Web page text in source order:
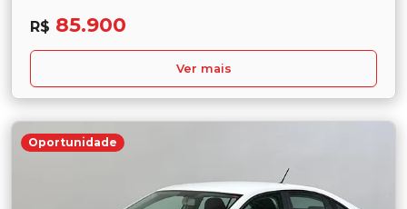
R$ 85.900
Ver mais
Oportunidade